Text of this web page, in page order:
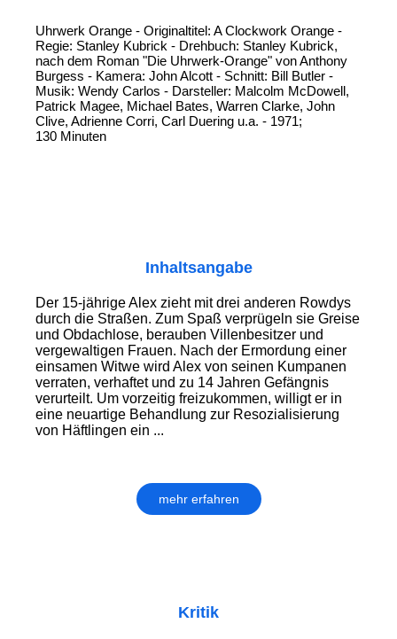
Uhrwerk Orange - Originaltitel: A Clockwork Orange -
Regie: Stanley Kubrick - Drehbuch: Stanley Kubrick,
nach dem Roman "Die Uhrwerk-Orange" von Anthony
Burgess - Kamera: John Alcott - Schnitt: Bill Butler -
Musik: Wendy Carlos - Darsteller: Malcolm McDowell,
Patrick Magee, Michael Bates, Warren Clarke, John
Clive, Adrienne Corri, Carl Duering u.a. - 1971;
130 Minuten
Inhaltsangabe
Der 15-jährige Alex zieht mit drei anderen Rowdys
durch die Straßen. Zum Spaß verprügeln sie Greise
und Obdachlose, berauben Villenbesitzer und
vergewaltigen Frauen. Nach der Ermordung einer
einsamen Witwe wird Alex von seinen Kumpanen
verraten, verhaftet und zu 14 Jahren Gefängnis
verurteilt. Um vorzeitig freizukommen, willigt er in
eine neuartige Behandlung zur Resozialisierung
von Häftlingen ein ...
mehr erfahren
Kritik